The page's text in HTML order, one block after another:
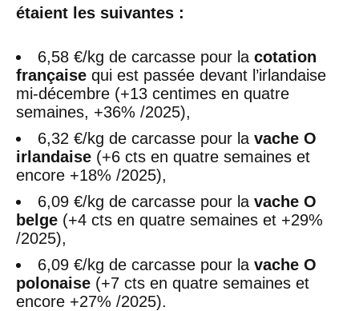
étaient les suivantes :
6,58 €/kg de carcasse pour la cotation
française qui est passée devant l’irlandaise
mi-décembre (+13 centimes en quatre
semaines, +36% /2025),
6,32 €/kg de carcasse pour la vache O
irlandaise (+6 cts en quatre semaines et
encore +18% /2025),
6,09 €/kg de carcasse pour la vache O
belge (+4 cts en quatre semaines et +29%
/2025),
6,09 €/kg de carcasse pour la vache O
polonaise (+7 cts en quatre semaines et
encore +27% /2025).